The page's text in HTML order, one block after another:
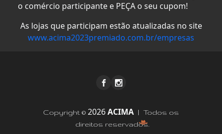
o comércio participante e PEÇA o seu cupom!
As lojas que participam estão atualizadas no site
www.acima2023premiado.com.br/empresas
Copyright © 2026ACIMA | Todos os
direitos reservados.